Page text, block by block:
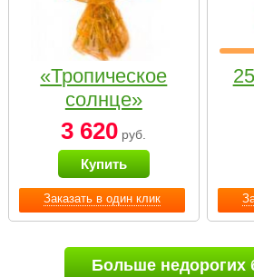
Заказать в один клик
«Тропическое
солнце»
3 620 руб.
Купить
Больше недорогих